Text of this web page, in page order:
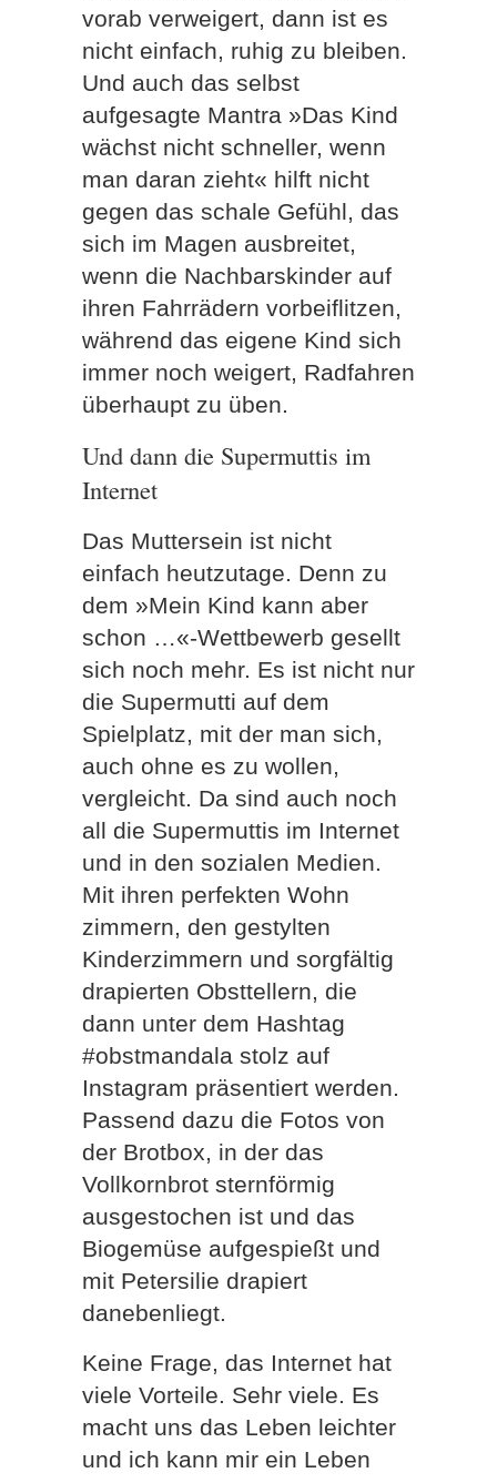
vorab verweigert, dann ist es
nicht einfach, ruhig zu bleiben.
Und auch das selbst
aufgesagte Mantra »Das Kind
wächst nicht schneller, wenn
man daran zieht« hilft nicht
gegen das schale Gefühl, das
sich im Magen ausbreitet,
wenn die Nachbarskinder auf
ihren Fahrrädern vorbeiflitzen,
während das eigene Kind sich
immer noch weigert, Radfahren
überhaupt zu üben.
Und dann die Supermuttis im
Internet
Das Muttersein ist nicht
einfach heutzutage. Denn zu
dem »Mein Kind kann aber
schon …«-Wettbewerb gesellt
sich noch mehr. Es ist nicht nur
die Supermutti auf dem
Spielplatz, mit der man sich,
auch ohne es zu wollen,
vergleicht. Da sind auch noch
all die Supermuttis im Internet
und in den sozialen Medien.
Mit ihren perfekten Wohn
zimmern, den gestylten
Kinderzimmern und sorgfältig
drapierten Obsttellern, die
dann unter dem Hashtag
#obstmandala stolz auf
Instagram präsentiert werden.
Passend dazu die Fotos von
der Brotbox, in der das
Vollkornbrot sternförmig
ausgestochen ist und das
Biogemüse aufgespießt und
mit Petersilie drapiert
danebenliegt.
Keine Frage, das Internet hat
viele Vorteile. Sehr viele. Es
macht uns das Leben leichter
und ich kann mir ein Leben